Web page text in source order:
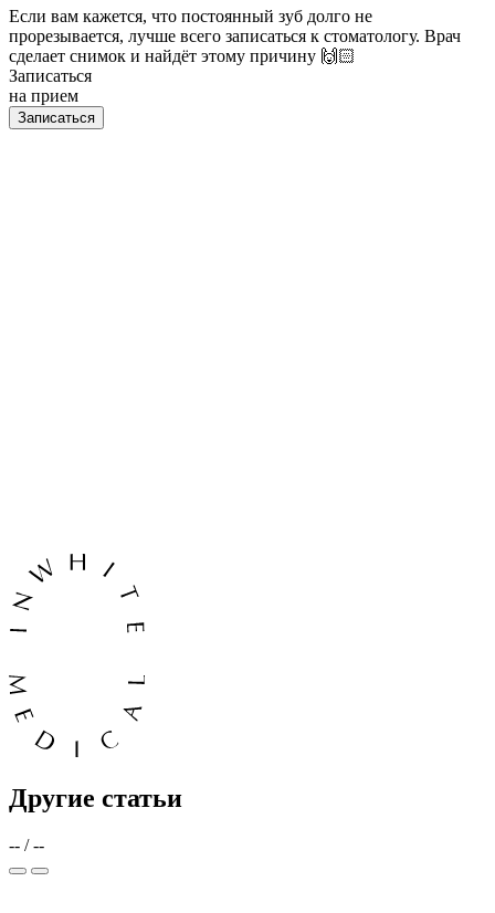
Если вам кажется, что постоянный зуб долго не
прорезывается, лучше всего записаться к стоматологу. Врач
сделает снимок и найдёт этому причину 🙌🏻
Записаться
на прием
Записаться
Другие статьи
-- / --